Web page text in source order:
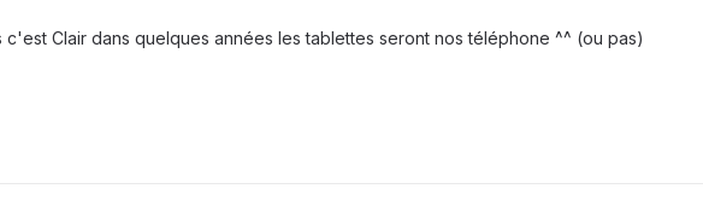
c'est Clair dans quelques années les tablettes seront nos téléphone ^^ (ou pas)